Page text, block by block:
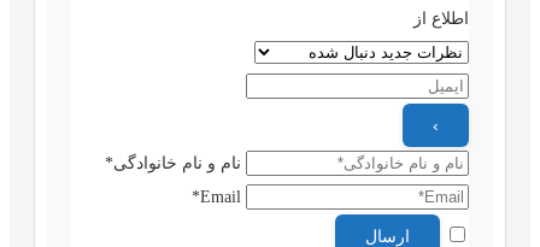
اطلاع از
نام و نام خانوادگی*
Email*